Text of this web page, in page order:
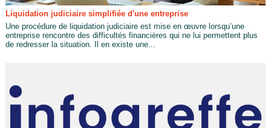
Liquidation judiciaire simplifiée d'une entreprise
Une procédure de liquidation judiciaire est mise en œuvre lorsqu’une
entreprise rencontre des difficultés financières qui ne lui permettent plus
de redresser la situation. Il en existe une...